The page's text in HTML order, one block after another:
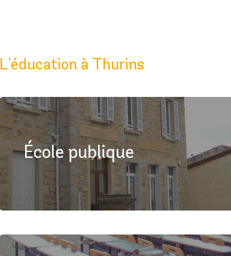
L'éducation à Thurins
École publique